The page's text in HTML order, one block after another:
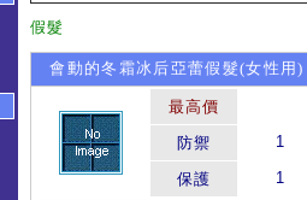
假髮
會動的冬霜冰后亞蕾假髮(女性用)
最高價
防禦
1
保護 1